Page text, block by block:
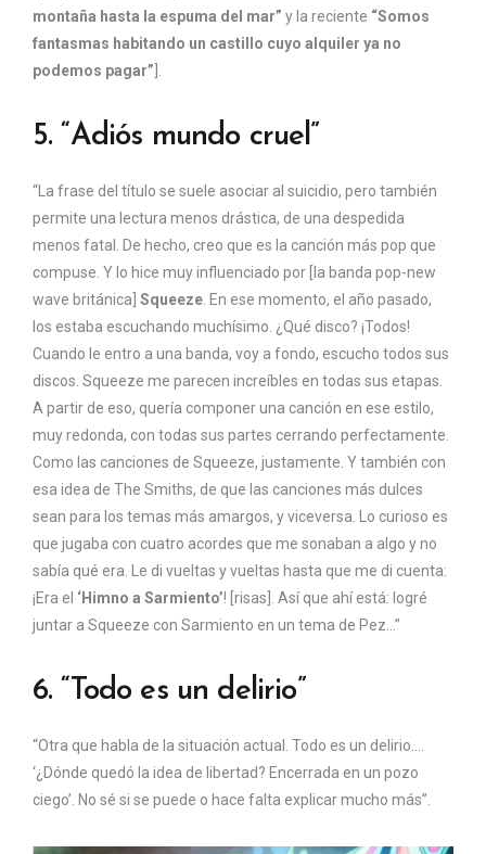
montaña hasta la espuma del mar” y la reciente “Somos
fantasmas habitando un castillo cuyo alquiler ya no
podemos pagar”].
5. “Adiós mundo cruel”
“La frase del título se suele asociar al suicidio, pero también
permite una lectura menos drástica, de una despedida
menos fatal. De hecho, creo que es la canción más pop que
compuse. Y lo hice muy influenciado por [la banda pop-new
wave británica] Squeeze . En ese momento, el año pasado,
los estaba escuchando muchísimo. ¿Qué disco? ¡Todos!
Cuando le entro a una banda, voy a fondo, escucho todos sus
discos. Squeeze me parecen increíbles en todas sus etapas.
A partir de eso, quería componer una canción en ese estilo,
muy redonda, con todas sus partes cerrando perfectamente.
Como las canciones de Squeeze, justamente. Y también con
esa idea de The Smiths, de que las canciones más dulces
sean para los temas más amargos, y viceversa. Lo curioso es
que jugaba con cuatro acordes que me sonaban a algo y no
sabía qué era. Le di vueltas y vueltas hasta que me di cuenta:
¡Era el ‘Himno a Sarmiento’! [risas]. Así que ahí está: logré
juntar a Squeeze con Sarmiento en un tema de Pez…”
6. “Todo es un delirio”
“Otra que habla de la situación actual. Todo es un delirio….
‘¿Dónde quedó la idea de libertad? Encerrada en un pozo
ciego’. No sé si se puede o hace falta explicar mucho más”.